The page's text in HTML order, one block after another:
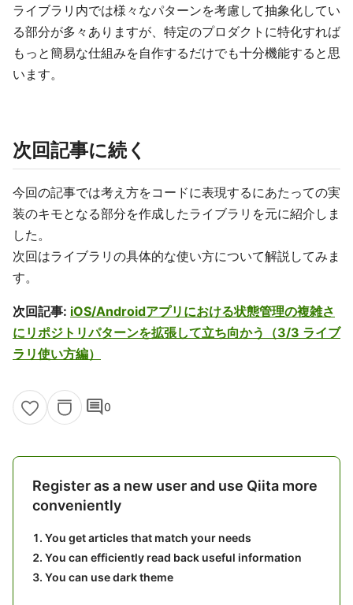
ライブラリ内では様々なパターンを考慮して抽象化してい
る部分が多々ありますが、特定のプロダクトに特化すれば
もっと簡易な仕組みを自作するだけでも十分機能すると思
います。
次回記事に続く
今回の記事では考え方をコードに表現するにあたっての実
装のキモとなる部分を作成したライブラリを元に紹介しま
した。
次回はライブラリの具体的な使い方について解説してみま
す。
次回記事: iOS/Androidアプリにおける状態管理の複雑さ
にリポジトリパターンを拡張して立ち向かう（3/3 ライブ
ラリ使い方編）
comment0
Register as a new user and use Qiita more
conveniently
You get articles that match your needs
You can efficiently read back useful information
You can use dark theme